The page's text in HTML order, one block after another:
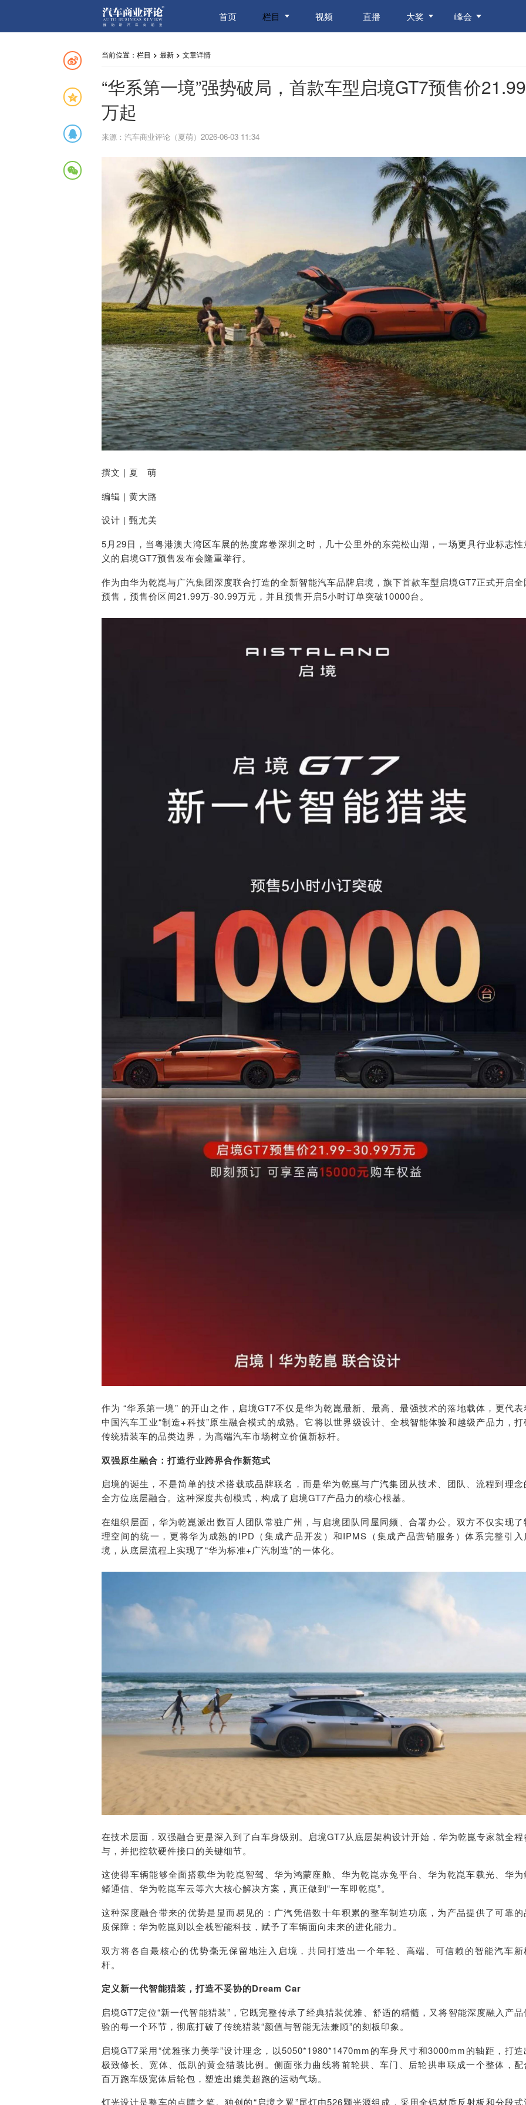
首页 栏目 视频 直播 大奖 峰会
当前位置： 栏目 > 最新 > 文章详情
“华系第一境”强势破局，首款车型启境GT7预售价21.99
万起
来源：汽车商业评论（夏萌）2026-06-03 11:34
撰文 | 夏 萌
编辑 | 黄大路
设计 | 甄尤美
5月29日，当粤港澳大湾区车展的热度席卷深圳之时，几十公里外的东莞松山湖，一场更具行业标志性
义的启境GT7预售发布会隆重举行。
作为由华为乾崑与广汽集团深度联合打造的全新智能汽车品牌启境，旗下首款车型启境GT7正式开启
预售，预售价区间21.99万-30.99万元，并且预售开启5小时订单突破10000台。
作为 “华系第一境” 的开山之作，启境GT7不仅是华为乾崑最新、最高、最强技术的落地载体，更代表
中国汽车工业“制造+科技”原生融合模式的成熟。它将以世界级设计、全栈智能体验和越级产品力，打
传统猎装车的品类边界，为高端汽车市场树立价值新标杆。
双强原生融合：打造行业跨界合作新范式
启境的诞生，不是简单的技术搭载或品牌联名，而是华为乾崑与广汽集团从技术、团队、流程到理念
全方位底层融合。这种深度共创模式，构成了启境GT7产品力的核心根基。
在组织层面，华为乾崑派出数百人团队常驻广州，与启境团队同屋同频、合署办公。双方不仅实现了
理空间的统一，更将华为成熟的IPD（集成产品开发）和IPMS（集成产品营销服务）体系完整引入
境，从底层流程上实现了“华为标准+广汽制造”的一体化。
在技术层面，双强融合更是深入到了白车身级别。启境GT7从底层架构设计开始，华为乾崑专家就全
与，并把控软硬件接口的关键细节。
这使得车辆能够全面搭载华为乾崑智驾、华为鸿蒙座舱、华为乾崑赤兔平台、华为乾崑车载光、华为
鳍通信、华为乾崑车云等六大核心解决方案，真正做到“一车即乾崑”。
这种深度融合带来的优势是显而易见的：广汽凭借数十年积累的整车制造功底，为产品提供了可靠的
质保障；华为乾崑则以全栈智能科技，赋予了车辆面向未来的进化能力。
双方将各自最核心的优势毫无保留地注入启境，共同打造出一个年轻、高端、可信赖的智能汽车新
杆。
定义新一代智能猎装，打造不妥协的Dream Car
启境GT7定位“新一代智能猎装”，它既完整传承了经典猎装优雅、舒适的精髓，又将智能深度融入产
验的每一个环节，彻底打破了传统猎装“颜值与智能无法兼顾”的刻板印象。
启境GT7采用“优雅张力美学”设计理念，以5050*1980*1470mm的车身尺寸和3000mm的轴距，打造
极致修长、宽体、低趴的黄金猎装比例。侧面张力曲线将前轮拱、车门、后轮拱串联成一个整体，配
百万跑车级宽体后轮包，塑造出媲美超跑的运动气场。
灯光设计是整车的点睛之笔。独创的“启境之翼”尾灯由526颗光源组成，采用全铝材质反射板和分段式